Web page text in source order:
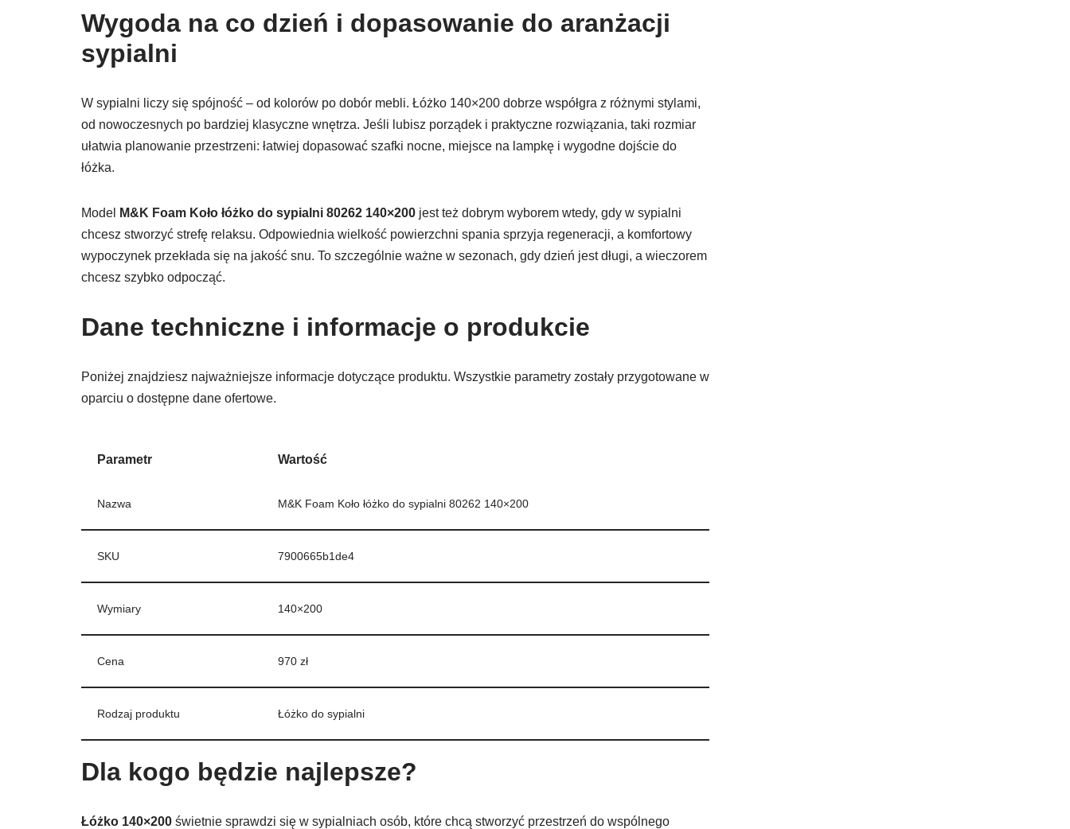
Wygoda na co dzień i dopasowanie do aranżacji
sypialni
W sypialni liczy się spójność – od kolorów po dobór mebli. Łóżko 140×200 dobrze współgra z różnymi stylami,
od nowoczesnych po bardziej klasyczne wnętrza. Jeśli lubisz porządek i praktyczne rozwiązania, taki rozmiar
ułatwia planowanie przestrzeni: łatwiej dopasować szafki nocne, miejsce na lampkę i wygodne dojście do
łóżka.
Model M&K Foam Koło łóżko do sypialni 80262 140×200 jest też dobrym wyborem wtedy, gdy w sypialni
chcesz stworzyć strefę relaksu. Odpowiednia wielkość powierzchni spania sprzyja regeneracji, a komfortowy
wypoczynek przekłada się na jakość snu. To szczególnie ważne w sezonach, gdy dzień jest długi, a wieczorem
chcesz szybko odpocząć.
Dane techniczne i informacje o produkcie
Poniżej znajdziesz najważniejsze informacje dotyczące produktu. Wszystkie parametry zostały przygotowane w
oparciu o dostępne dane ofertowe.
Parametr Wartość
Nazwa M&K Foam Koło łóżko do sypialni 80262 140×200
SKU 7900665b1de4
Wymiary 140×200
Cena 970 zł
Rodzaj produktu Łóżko do sypialni
Dla kogo będzie najlepsze?
Łóżko 140×200 świetnie sprawdzi się w sypialniach osób, które chcą stworzyć przestrzeń do wspólnego